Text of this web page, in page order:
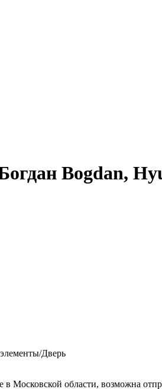
Bogdan,
Дверь
в Московской области, возможна